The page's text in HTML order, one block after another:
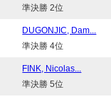
準決勝 2位
DUGONJIC, Dam...
準決勝 4位
FINK, Nicolas...
準決勝 5位